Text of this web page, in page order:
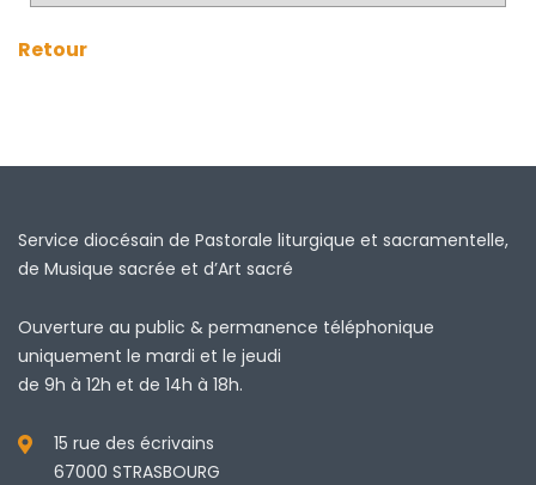
Retour
Service diocésain de Pastorale liturgique et sacramentelle,
de Musique sacrée et d’Art sacré
Ouverture au public & permanence téléphonique
uniquement le mardi et le jeudi
de 9h à 12h et de 14h à 18h.
15 rue des écrivains
67000 STRASBOURG